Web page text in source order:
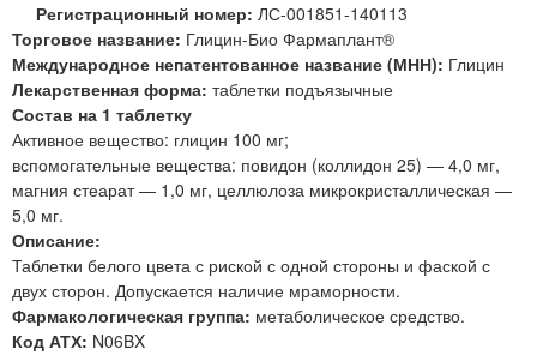
Регистрационный номер: ЛС-001851-140113
Торговое название: Глицин-Био Фармаплант®
Международное непатентованное название (МНН): Глицин
Лекарственная форма: таблетки подъязычные
Состав на 1 таблетку
Активное вещество: глицин 100 мг;
вспомогательные вещества: повидон (коллидон 25) — 4,0 мг,
магния стеарат — 1,0 мг, целлюлоза микрокристаллическая —
5,0 мг.
Описание:
Таблетки белого цвета с риской с одной стороны и фаской с
двух сторон. Допускается наличие мраморности.
Фармакологическая группа: метаболическое средство.
Код АТХ: N06BX